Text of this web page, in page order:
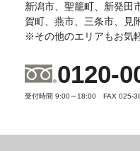
新潟市、聖籠町、新発田
賀町、燕市、三条市、見
※その他のエリアもお気
0120-
受付時間 9:00～18:00 FAX 025-